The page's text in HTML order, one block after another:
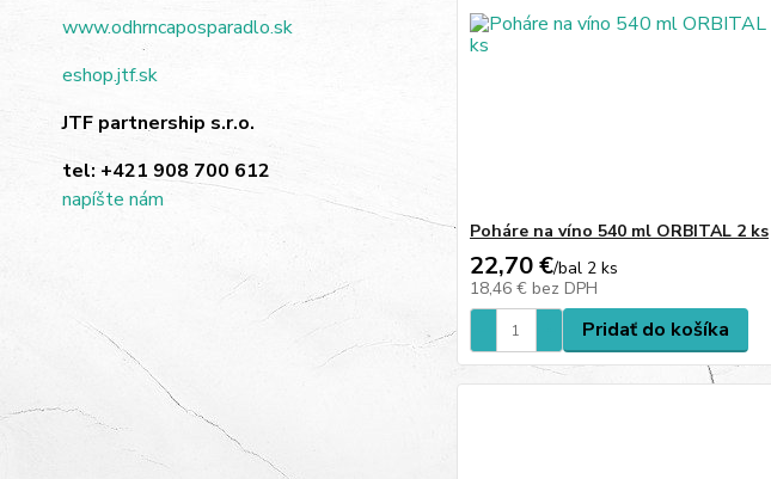
www.odhrncaposparadlo.sk
eshop.jtf.sk
JTF partnership s.r.o.
tel: +421 908 700 612
napíšte nám
Poháre na víno 540 ml ORBITAL 2 ks
22,70 €/bal 2 ks
18,46 € bez DPH
Pridať do košíka